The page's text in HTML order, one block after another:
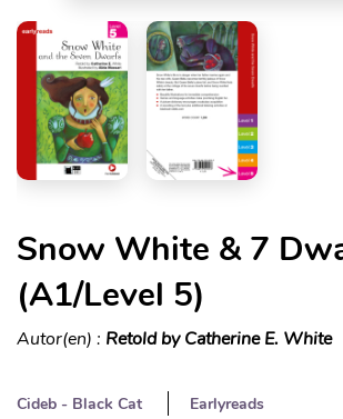
Snow White & 7
(A1/Level 5)
Autor(en) : Retold by Catherine E. White
Cideb - Black Cat
Earlyreads